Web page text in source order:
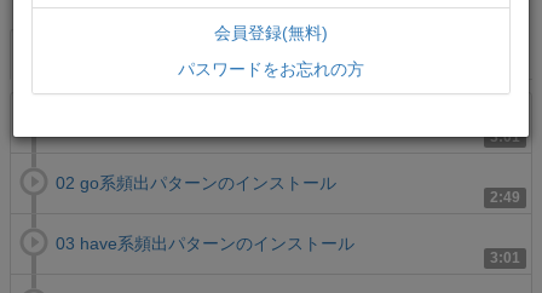
3:01
2:49
02 go系頻出パターンのインストール
3:01
03 have系頻出パターンのインストール
会員登録(無料)
パスワードをお忘れの方